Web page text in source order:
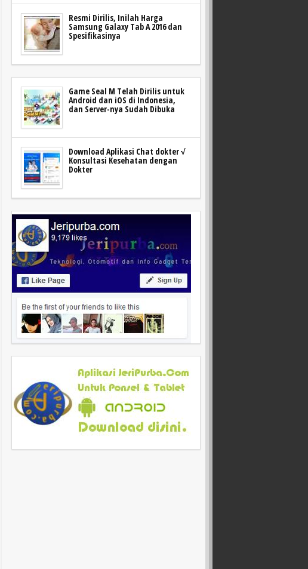
Resmi Dirilis, Inilah Harga
Samsung Galaxy Tab A 2016 dan
Spesifikasinya
Game Seal M Telah Dirilis untuk
Android dan iOS di Indonesia,
dan Server-nya Sudah Dibuka
Download Aplikasi Chat dokter √
Konsultasi Kesehatan dengan
Dokter